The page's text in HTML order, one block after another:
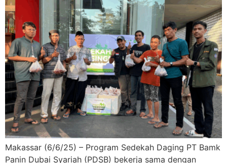
Makassar (6/6/25) – Program Sedekah Daging PT Bamk
Panin Dubai Syariah (PDSB) bekerja sama dengan